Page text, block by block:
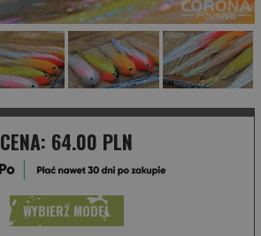
CENA: 64.00 PLN
WYBIERZ MODEL